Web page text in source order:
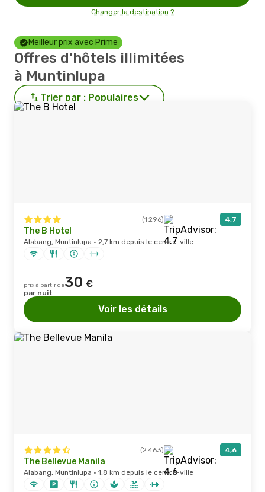
Changer la destination ?
Meilleur prix avec Prime
Offres d'hôtels illimitées
à Muntinlupa
Trier par : Populaires
(1 296) 4,7
The B Hotel
Alabang, Muntinlupa · 2,7 km depuis le centre-ville
prix à partir de30 €
par nuit
Voir les détails
(2 463) 4,6
The Bellevue Manila
Alabang, Muntinlupa · 1,8 km depuis le centre-ville